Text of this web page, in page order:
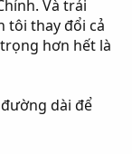
Và trải
tôi thay đổi cả
hơn hết là
dài để